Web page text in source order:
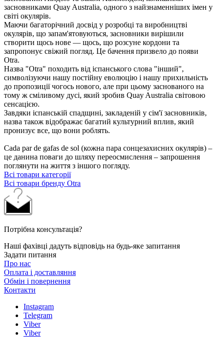
засновниками Quay Australia, одного з найзнаменніших імен у
світі окулярів.
Маючи багаторічний досвід у розробці та виробництві
окулярів, що запам'ятовуються, засновники вирішили
створити щось нове — щось, що розсуне кордони та
запропонує свіжий погляд. Це бачення призвело до появи
Otra.
Назва "Otra" походить від іспанського слова "інший",
символізуючи нашу постійну еволюцію і нашу прихильність
до пропозиції чогось нового, але при цьому заснованого на
тому ж сміливому дусі, який зробив Quay Australia світовою
сенсацією.
Завдяки іспанській спадщині, закладеній у сім'ї засновників,
назва також відображає багатий культурний вплив, який
пронизує все, що вони роблять.
Cada par de gafas de sol (кожна пара сонцезахисних окулярів) –
це данина поваги до шляху переосмислення – запрошення
поглянути на життя з іншого погляду.
Всі товари категорії
Всі товари бренду Otra
Потрібна консультація?
Наші фахівці дадуть відповідь на будь-яке запитання
Задати питання
Про нас
Оплата і доставляння
Обмін і повернення
Контакти
Instagram
Telegram
Viber
Viber